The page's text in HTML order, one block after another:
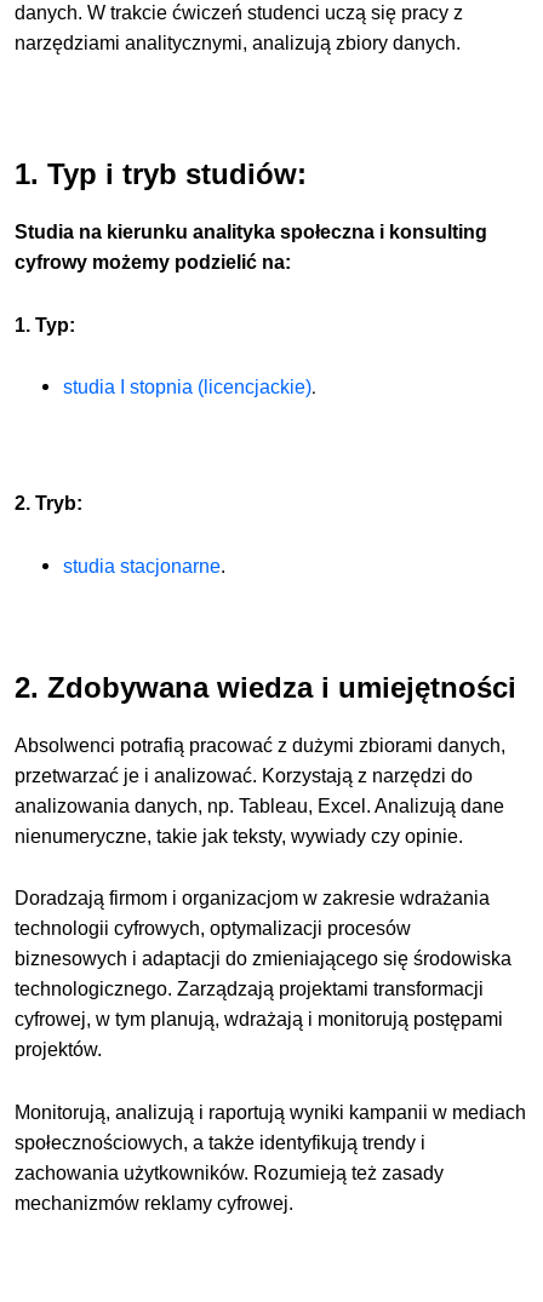
danych. W trakcie ćwiczeń studenci uczą się pracy z
narzędziami analitycznymi, analizują zbiory danych.
1. Typ i tryb studiów:
Studia na kierunkuanalityka społeczna i konsulting
cyfrowy możemy podzielić na:
1. Typ:
studia I stopnia (licencjackie).
2. Tryb:
studia stacjonarne.
2. Zdobywana wiedza i umiejętności
Absolwenci potrafią pracować z dużymi zbiorami danych,
przetwarzać je i analizować. Korzystają z narzędzi do
analizowania danych, np. Tableau, Excel. Analizują dane
nienumeryczne, takie jak teksty, wywiady czy opinie.
Doradzają firmom i organizacjom w zakresie wdrażania
technologii cyfrowych, optymalizacji procesów
biznesowych i adaptacji do zmieniającego się środowiska
technologicznego. Zarządzają projektami transformacji
cyfrowej, w tym planują, wdrażają i monitorują postępami
projektów.
Monitorują, analizują i raportują wyniki kampanii w mediach
społecznościowych, a także identyfikują trendy i
zachowania użytkowników. Rozumieją też zasady
mechanizmów reklamy cyfrowej.